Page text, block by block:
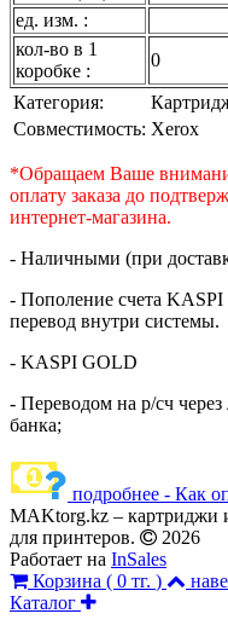
ед. изм. :
кол-во в 1
коробке :
0
Категория:
Совместимость: Xerox
*Обращаем Ваше
оплату заказа до
интернет-магазина.
- Наличными (при
- Пополение счета
перевод внутри системы.
- KASPI GOLD
- Переводом на р/сч
банка;
подробнее - Как
MAKtorg.kz – картриджи
для принтеров.
2026
Работает на InSales
Корзина ( 0 тг. )
Каталог